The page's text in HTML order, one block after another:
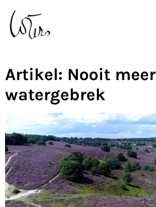
Artikel: Nooit meer
watergebrek